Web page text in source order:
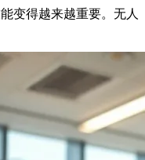
变得越来越重要。无人